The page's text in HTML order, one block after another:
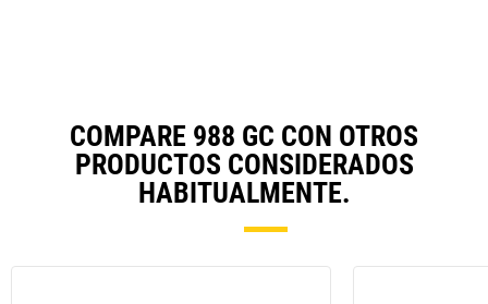
COMPARE 988 GC CON OTROS
PRODUCTOS CONSIDERADOS
HABITUALMENTE.